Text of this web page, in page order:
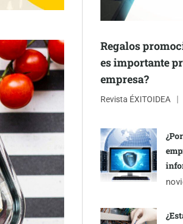
Regalos
es importante
empresa?
Revista ÉXITOIDEA